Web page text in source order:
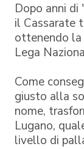
Dopo anni
il Cassarate
ottenendo la
Lega
Come
giusto alla
nome,
Lugano,
livello di